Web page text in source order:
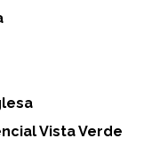
Vista Verde